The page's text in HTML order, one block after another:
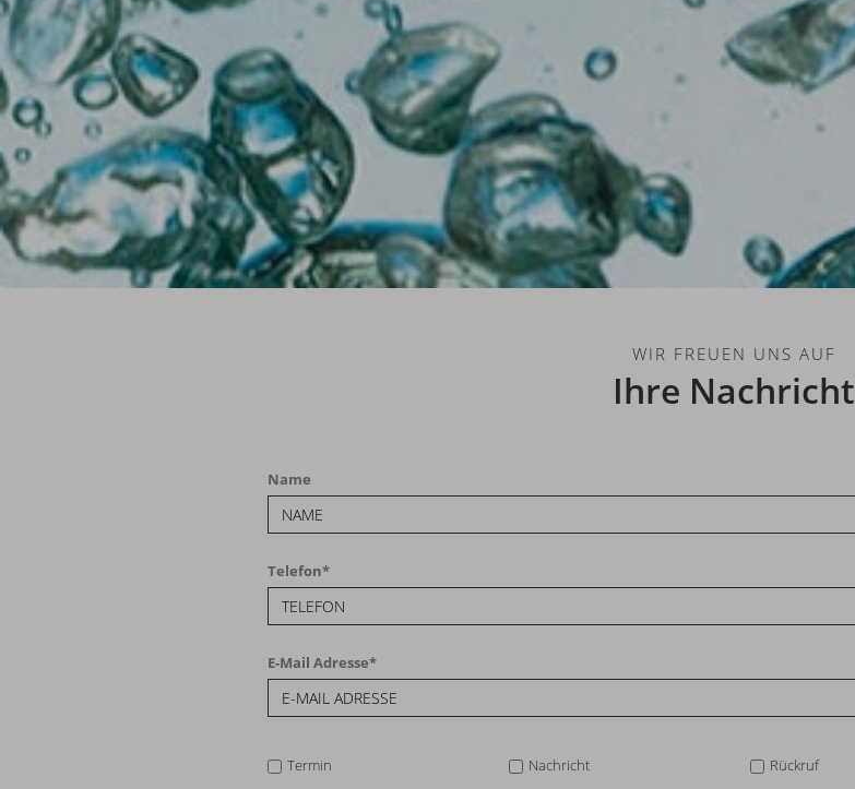
WIR FREUEN UNS AUF
Ihre Nachricht
Name
Telefon*
E-Mail Adresse*
Termin Nachricht Rückruf